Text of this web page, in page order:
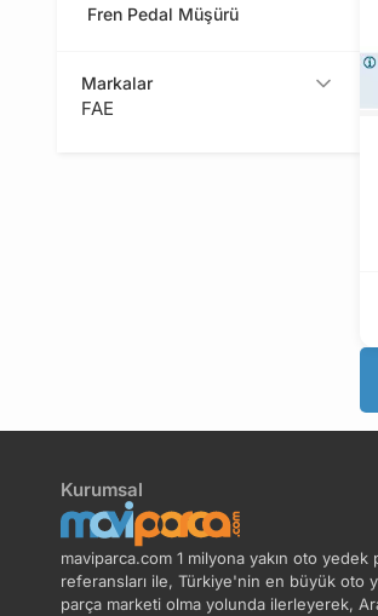
Fren Pedal Müşürü
Markalar
FAE
Kurumsal
maviparca.com 1 milyona yakın oto yedek
referansları ile, Türkiye'nin en büyük oto
parça marketi olma yolunda ilerleyerek,